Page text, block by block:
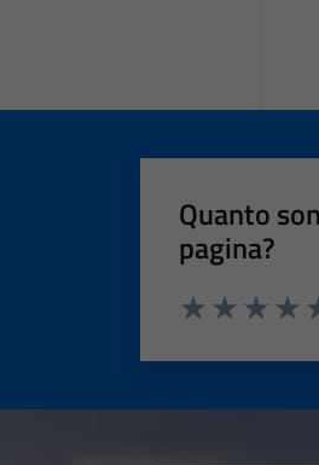
Quanto
pagina?